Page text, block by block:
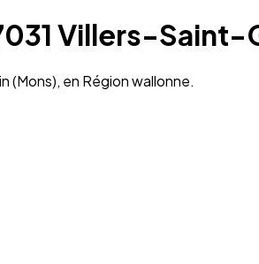
Villers-Saint-
(Mons), en Région wallonne.